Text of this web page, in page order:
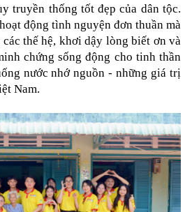
truyền thống tốt đẹp của dân tộc.
động tình nguyện đơn thuần mà
thế hệ, khơi dậy lòng biết ơn và
chứng sống động cho tinh thần
nước nhớ nguồn - những giá trị
Nam.